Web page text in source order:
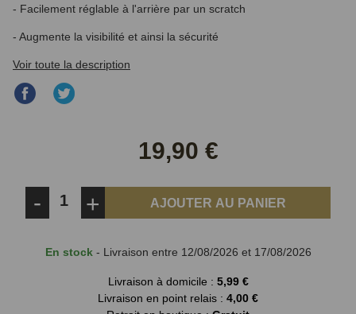
- Facilement réglable à l'arrière par un scratch
- Augmente la visibilité et ainsi la sécurité
Voir toute la description
Partager
19,90 €
-
+ AJOUTER AU PANIER
En stock - Livraison entre 12/08/2026 et 17/08/2026
Livraison à domicile : 5,99 €
Livraison en point relais : 4,00 €